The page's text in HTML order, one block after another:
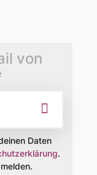
von
Daten
.